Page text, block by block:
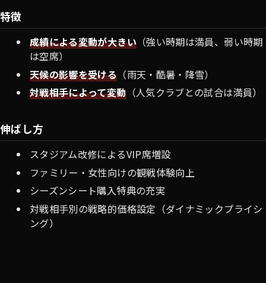
特徴
成績による変動が大きい（強い時期は満員、弱い時期
は空席）
天候の影響を受ける （雨天・酷暑・降雪）
対戦相手によって変動（人気クラブとの試合は満員）
伸ばし方
スタジアム改修によるVIP席増設
ファミリー・女性向けの観戦体験向上
シーズンシート購入特典の充実
対戦相手別の戦略的価格設定（ダイナミックプライシ
ング）